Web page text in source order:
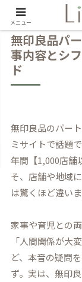
無印良品パ
事内容とシ
ド
無印良品のパー
ミサイトで話題
年間【1,000店舗
そ、店舗や地域
は驚くほど違いま
家事や育児との
「人間関係が大
ど、本音の疑問
ず。実は、無印
メニュー